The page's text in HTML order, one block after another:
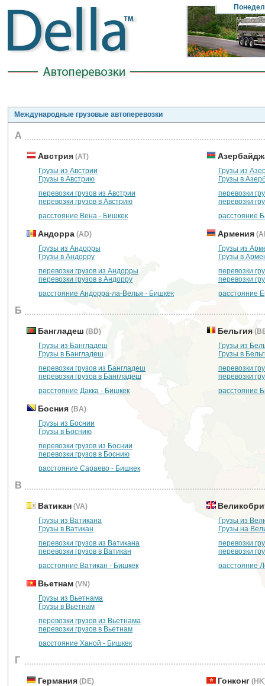
Международные грузовые автоперевозки
А
Австрия (AT)
Грузы из Австрии
Грузы в Австрию
перевозки грузов из Австрии
перевозки грузов в Австрию
расстояние Вена - Бишкек
Грузы из
Грузы в
перевозки
перевозки
расстояние
Андорра (AD)
Грузы из Андорры
Грузы в Андорру
перевозки грузов из Андорры
перевозки грузов в Андорру
расстояние Андорра-ла-Велья - Бишкек
Армения
Грузы из
Грузы в
перевозки
перевозки
расстояние
Б
Бангладеш (BD)
Грузы из Бангладеш
Грузы в Бангладеш
перевозки грузов из Бангладеш
перевозки грузов в Бангладеш
расстояние Дакка - Бишкек
Бельгия
Грузы из
Грузы в
перевозки
перевозки
расстояние
Босния (BA)
Грузы из Боснии
Грузы в Боснию
перевозки грузов из Боснии
перевозки грузов в Боснию
расстояние Сараево - Бишкек
В
Ватикан (VA)
Грузы из Ватикана
Грузы в Ватикан
перевозки грузов из Ватикана
перевозки грузов в Ватикан
расстояние Ватикан - Бишкек
Грузы из
Грузы на
перевозки
перевозки
расстояние
Вьетнам (VN)
Грузы из Вьетнама
Грузы в Вьетнам
перевозки грузов из Вьетнама
перевозки грузов в Вьетнам
расстояние Ханой - Бишкек
Г
Германия (DE)
Гонконг